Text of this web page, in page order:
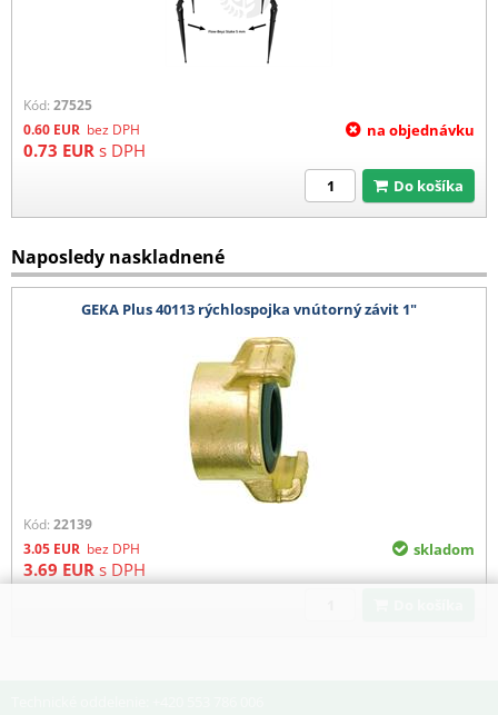
Kód: 27525
0.60 EUR bez DPH
0.73 EUR s DPH
na objednávku
Do košíka
Naposledy naskladnené
GEKA Plus 40113 rýchlospojka vnútorný závit 1"
Kód: 22139
3.05 EUR bez DPH
3.69 EUR s DPH
skladom